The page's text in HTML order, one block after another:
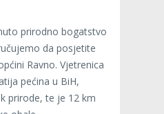
prirodno bogatstvo
da posjetite
Ravno. Vjetrenica
pećina u BiH,
prirode, te je 12 km